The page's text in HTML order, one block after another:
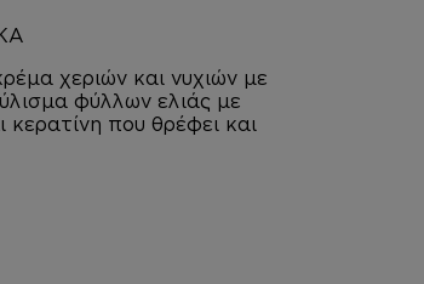
χεριών και νυχιών με
φύλλων ελιάς με
κερατίνη που θρέφει και